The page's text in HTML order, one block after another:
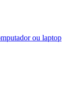
ou laptop